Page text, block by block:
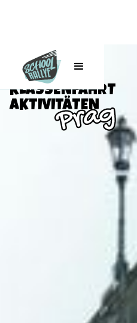
ALLE
KLASSENFAHRT
AKTIVITÄTEN